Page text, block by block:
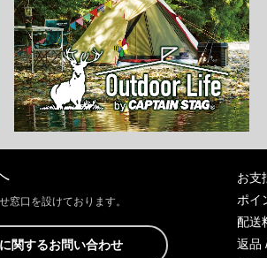
窓口を設けております。
関するお問い合わせ
お支
ポイ
配送
返品